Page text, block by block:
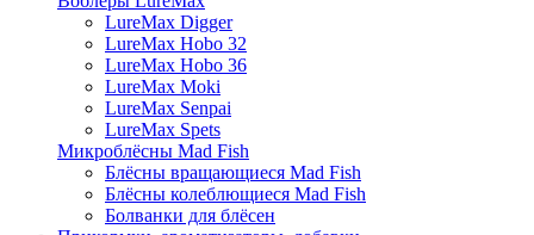
LureMax Digger
LureMax Hobo 32
LureMax Hobo 36
LureMax Moki
LureMax Senpai
LureMax Spets
Микроблёсны Mad Fish
Блёсны вращающиеся Mad Fish
Блёсны колеблющиеся Mad Fish
Болванки для блёсен